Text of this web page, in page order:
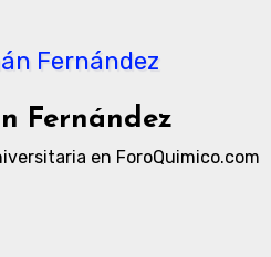
Fernández
en ForoQuimico.com